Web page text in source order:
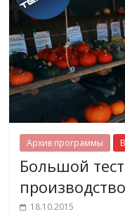
Архив программы
Большой
18.10.2015